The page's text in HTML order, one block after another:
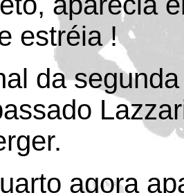
estréia !
da
agora